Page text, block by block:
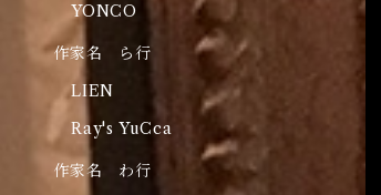
YONCO
作家名 ら行
LIEN
Ray's YuCca
作家名 わ行